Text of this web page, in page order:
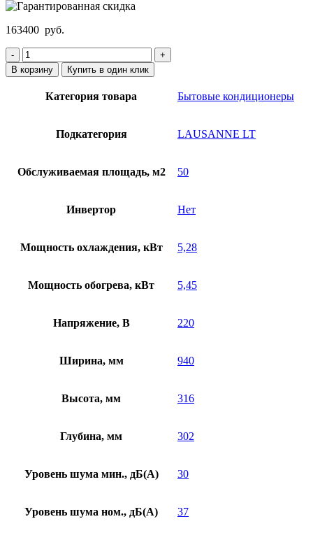
163400 руб.
Количество
товара
Кондиционер
Energolux
SAS18L4-
LT/SAU18L4-
WS30
В корзину Купить в один клик
Категория товара Бытовые кондиционеры
Подкатегория LAUSANNE LT
Обслуживаемая площадь, м2 50
Инвертор Нет
Мощность охлаждения, кВт 5,28
Мощность обогрева, кВт 5,45
Напряжение, В 220
Ширина, мм 940
Высота, мм 316
Глубина, мм 302
Уровень шума мин., дБ(А) 30
Уровень шума ном., дБ(А) 37